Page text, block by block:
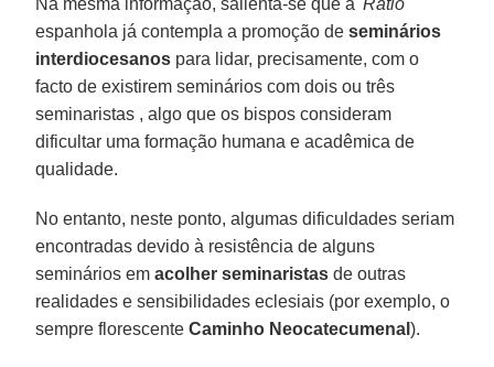
espanhola já contempla a promoção deseminários
interdiocesanos para lidar, precisamente, com o
facto de existirem seminários com dois ou três
seminaristas , algo que os bispos consideram
dificultar uma formação humana e acadêmica de
qualidade.
No entanto, neste ponto, algumas dificuldades seriam
encontradas devido à resistência de alguns
seminários emacolher seminaristas de outras
realidades e sensibilidades eclesiais (por exemplo, o
sempre florescenteCaminho Neocatecumenal).